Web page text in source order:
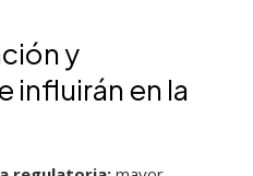
y
influirán en la